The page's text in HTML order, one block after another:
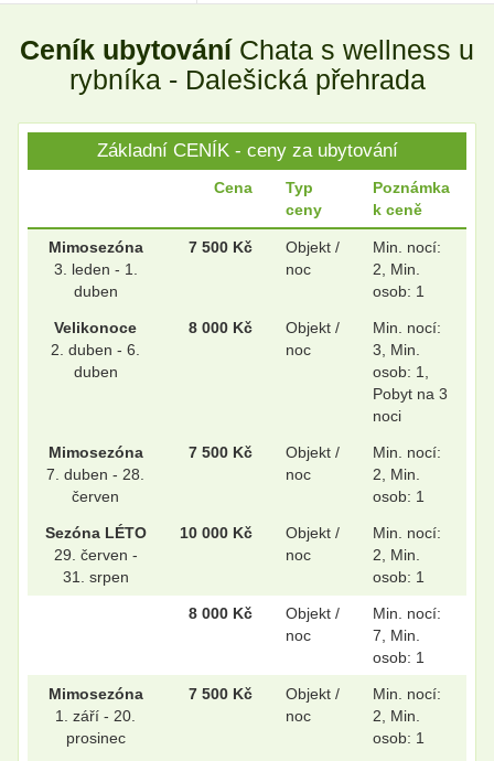
Ceník ubytování Chata s wellness u
rybníka - Dalešická přehrada
Základní CENÍK - ceny za ubytování
Cena
Typ
ceny
Poznámka
k ceně
Mimosezóna
3. leden - 1.
duben
7 500 Kč
Objekt /
noc
Min. nocí:
2, Min.
osob: 1
Velikonoce
2. duben - 6.
duben
8 000 Kč
Objekt /
noc
Min. nocí:
3, Min.
osob: 1,
Pobyt na 3
noci
Mimosezóna
7. duben - 28.
červen
7 500 Kč
Objekt /
noc
Min. nocí:
2, Min.
osob: 1
Sezóna LÉTO
29. červen -
31. srpen
10 000 Kč
Objekt /
noc
Min. nocí:
2, Min.
osob: 1
8 000 Kč
Objekt /
noc
Min. nocí:
7, Min.
osob: 1
Mimosezóna
1. září - 20.
prosinec
7 500 Kč
Objekt /
noc
Min. nocí:
2, Min.
osob: 1